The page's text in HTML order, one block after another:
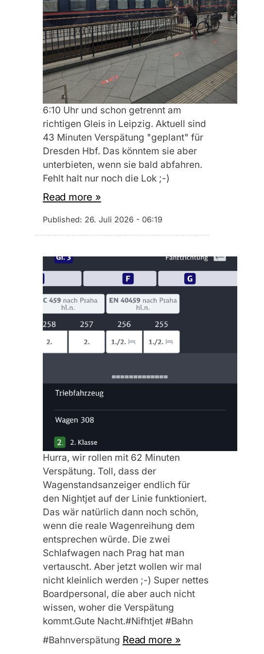
6:10 Uhr und schon getrennt am
richtigen Gleis in Leipzig. Aktuell sind
43 Minuten Verspätung "geplant" für
Dresden Hbf. Das könntem sie aber
unterbieten, wenn sie bald abfahren.
Fehlt halt nur noch die Lok ;-)
Read more »
Published: 26. Juli 2026 - 06:19
Hurra, wir rollen mit 62 Minuten
Verspätung. Toll, dass der
Wagenstandsanzeiger endlich für
den Nightjet auf der Linie funktioniert.
Das wär natürlich dann noch schön,
wenn die reale Wagenreihung dem
entsprechen würde. Die zwei
Schlafwagen nach Prag hat man
vertauscht. Aber jetzt wollen wir mal
nicht kleinlich werden ;-) Super nettes
Boardpersonal, die aber auch nicht
wissen, woher die Verspätung
kommt.Gute Nacht.#Nifhtjet #Bahn
#Bahnverspätung Read more »